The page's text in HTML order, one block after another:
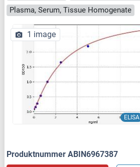
Plasma, Serum, Tissue Homogenate
ELISA
1 image
Produktnummer ABIN6967387